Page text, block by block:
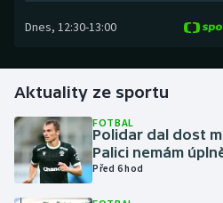
Golf
Gymnastika
Házená
Dnes, 12:30-13:00
Aktuality ze sportu
FOTBAL
Polidar dal dost
Palici nemám
Před 6 hod